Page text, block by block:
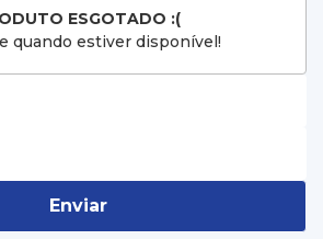
ESGOTADO :(
quando estiver disponível!
Enviar